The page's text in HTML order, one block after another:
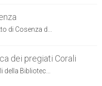
di Cosenza d...
dei pregiati Corali
Bibliotec...